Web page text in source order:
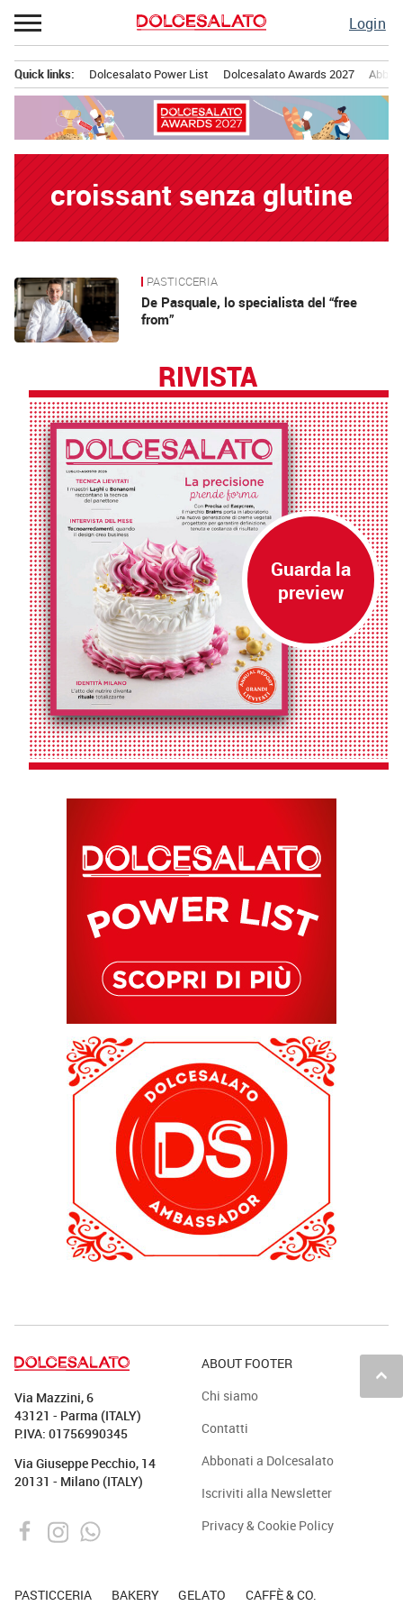
Passa
al
Login
principale
Quick links: Dolcesalato Power List Dolcesalato Awards 2027
croissant senza glutine
News PASTICCERIA
De Pasquale, lo specialista del “free
from”
RIVISTA
keyboard_arrow_up
Via Mazzini, 6
43121 - Parma (ITALY)
P.IVA: 01756990345
Via Giuseppe Pecchio, 14
20131 - Milano (ITALY)
ABOUT FOOTER
Chi siamo
Contatti
Abbonati a Dolcesalato
Iscriviti alla Newsletter
Privacy & Cookie Policy
PASTICCERIA BAKERY GELATO CAFFÈ & CO.